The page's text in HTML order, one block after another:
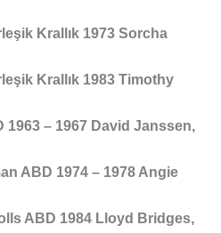
Krallık 1973 Sorcha
Krallık 1983 Timothy
1963 – 1967 David Janssen,
ABD 1974 – 1978 Angie
ABD 1984 Lloyd Bridges,